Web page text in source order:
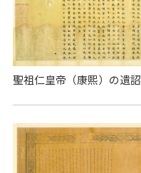
聖祖仁皇帝（康熙）の遺詔